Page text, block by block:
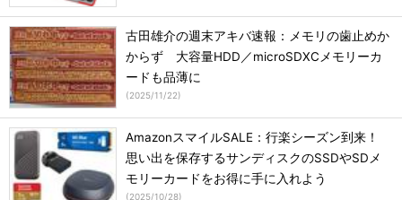
古田雄介の週末アキバ速報：メモリの歯止めか
からず 大容量HDD／microSDXCメモリーカ
ードも品薄に
(2025/11/22)
AmazonスマイルSALE：行楽シーズン到来！
思い出を保存するサンディスクのSSDやSDメ
モリーカードをお得に手に入れよう
(2025/10/28)